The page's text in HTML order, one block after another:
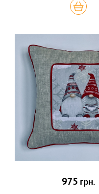
КУПИТЬ
975 грн.